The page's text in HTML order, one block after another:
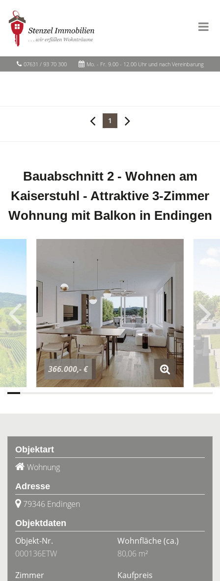
07631 / 93 70 300 Mo. - Fr. 9.00 - 12.00 Uhr und nach Vereinbarung
1
Bauabschnitt 2 - Wohnen am
Kaiserstuhl - Attraktive 3-Zimmer
Wohnung mit Balkon in Endingen
366.000,- €
Objektart
Wohnung
Adresse
79346 Endingen
Objektdaten
Objekt-Nr.
000136ETW
Wohnfläche (ca.)
80,06 m²
Zimmer
Kaufpreis